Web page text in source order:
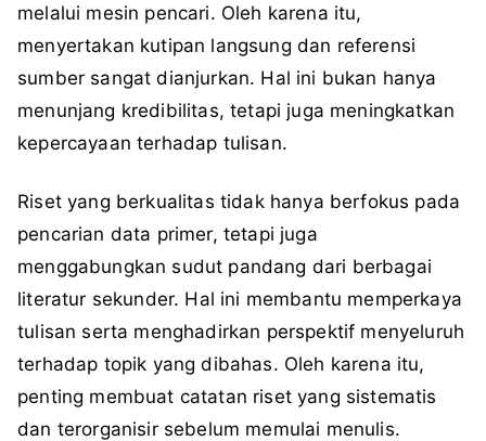
melalui mesin pencari. Oleh karena itu,
menyertakan kutipan langsung dan referensi
sumber sangat dianjurkan. Hal ini bukan hanya
menunjang kredibilitas, tetapi juga meningkatkan
kepercayaan terhadap tulisan.
Riset yang berkualitas tidak hanya berfokus pada
pencarian data primer, tetapi juga
menggabungkan sudut pandang dari berbagai
literatur sekunder. Hal ini membantu memperkaya
tulisan serta menghadirkan perspektif menyeluruh
terhadap topik yang dibahas. Oleh karena itu,
penting membuat catatan riset yang sistematis
dan terorganisir sebelum memulai menulis.